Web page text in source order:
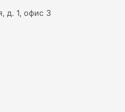
д. 1, офис 3